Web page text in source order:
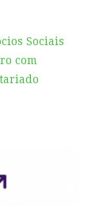
Sociais
com